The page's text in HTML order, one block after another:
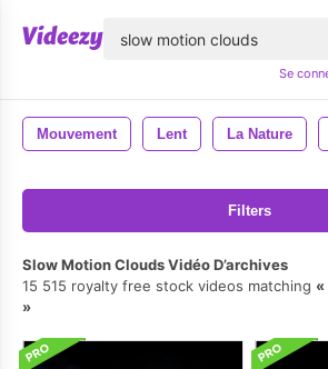
Se
Mouvement Lent La Nature
Filters
Slow Motion Clouds Vidéo D’archives
15 515 royalty free stock videos matching